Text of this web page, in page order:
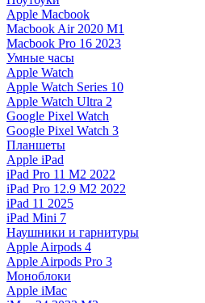
Apple Macbook
Macbook Air 2020 M1
Macbook Pro 16 2023
Умные часы
Apple Watch
Apple Watch Series 10
Apple Watch Ultra 2
Google Pixel Watch
Google Pixel Watch 3
Планшеты
Apple iPad
iPad Pro 11 M2 2022
iPad Pro 12.9 M2 2022
iPad 11 2025
iPad Mini 7
Наушники и гарнитуры
Apple Airpods 4
Apple Airpods Pro 3
Моноблоки
Apple iMac